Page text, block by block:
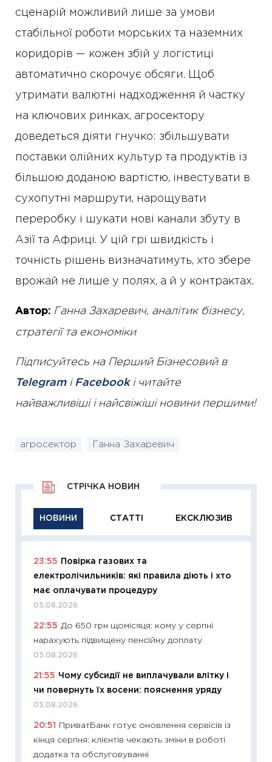
сценарій можливий лише за умови
стабільної роботи морських та наземних
коридорів — кожен збій у логістиці
автоматично скорочує обсяги. Щоб
утримати валютні надходження й частку
на ключових ринках, агросектору
доведеться діяти гнучко: збільшувати
поставки олійних культур та продуктів із
більшою доданою вартістю, інвестувати в
сухопутні маршрути, нарощувати
переробку і шукати нові канали збуту в
Азії та Африці. У цій грі швидкість і
точність рішень визначатимуть, хто збере
врожай не лише у полях, а й у контрактах.
Автор: Ганна Захаревич, аналітик бізнесу,
стратегії та економіки
Підписуйтесь на Перший Бізнесовий в
Telegramі Facebookі читайте
найважливіші і найсвіжіші новини першими!
агросектор Ганна Захаревич
НОВИНИ СТАТТІ ЕКСКЛЮЗИВ
СТРІЧКА НОВИН
23:55
Повірка газових та
електролічильників: які правила діють і хто
має оплачувати процедуру
05.08.2026
22:55 До 650 грн щомісяця: кому у серпні
нарахують підвищену пенсійну доплату
05.08.2026
21:55 Чому субсидії не виплачували влітку і
чи повернуть їх восени: пояснення уряду
05.08.2026
20:51
ПриватБанк готує оновлення сервісів із
кінця серпня: клієнтів чекають зміни в роботі
додатка та обслуговуванні